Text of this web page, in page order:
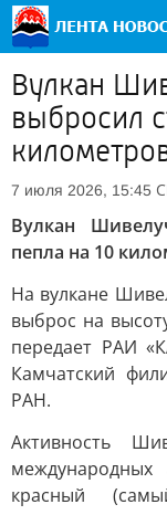
Вулкан
выбросил
7 июля 2026, 15:45
Вулкан
пепла на 10
На вулкане
выброс на
передает РАИ
Камчатский
РАН.
Активность
международных
красный